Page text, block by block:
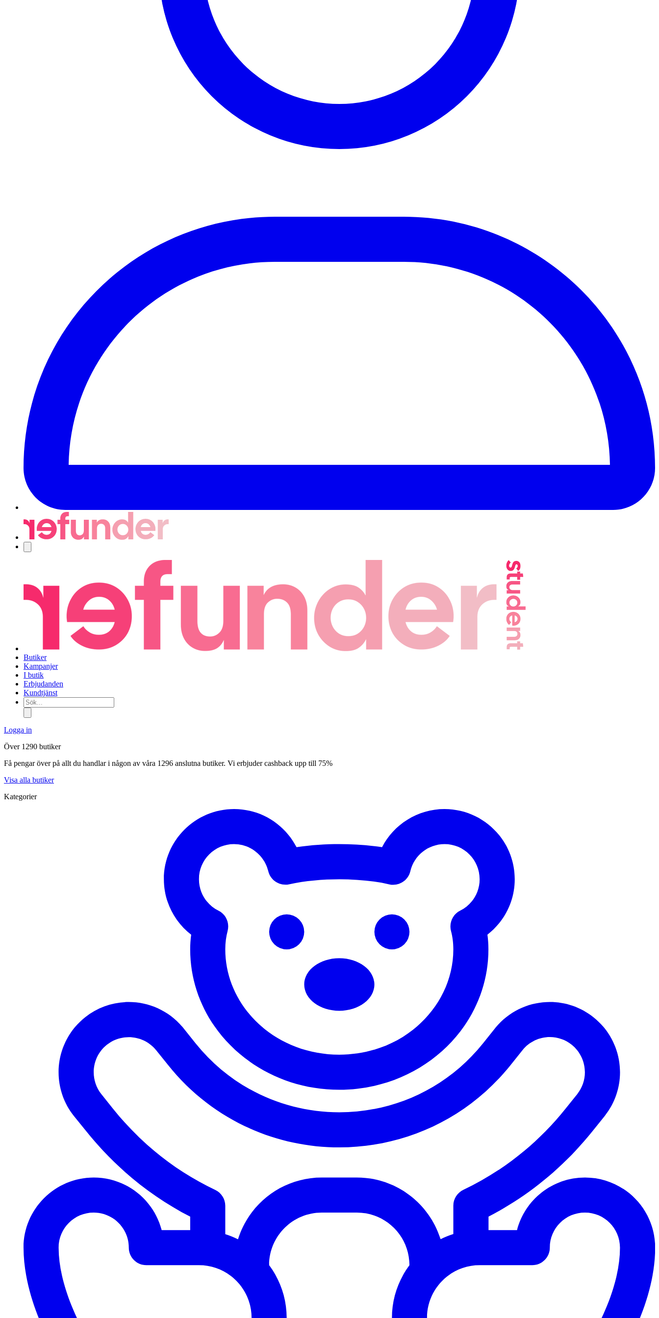
Butiker
Kampanjer
I butik
Erbjudanden
Kundtjänst
Sök...
Logga in
Över 1290 butiker
Få pengar över på allt du handlar i någon av våra 1296 anslutna butiker. Vi erbjuder cashback upp till 75%
Visa alla butiker
Kategorier